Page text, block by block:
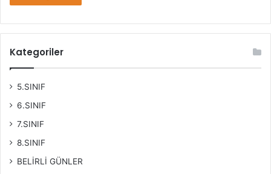
Kategoriler
5.SINIF
6.SINIF
7.SINIF
8.SINIF
BELİRLİ GÜNLER